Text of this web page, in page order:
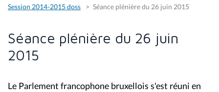
Session 2014-2015 doss
Séance plénière du 26 juin 2015
Séance plénière du 26 juin
2015
Le Parlement francophone bruxellois s'est réuni en